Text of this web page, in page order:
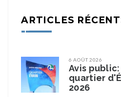
ARTICLES
6 AOÛT 2026
Avis
quartier
2026